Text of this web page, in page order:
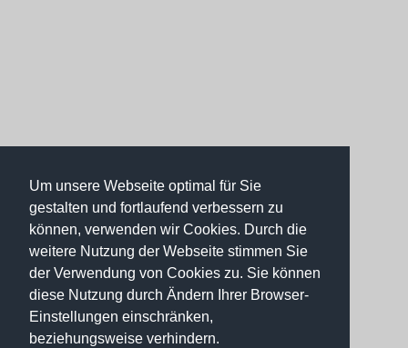
Um unsere Webseite optimal für Sie
gestalten und fortlaufend verbessern zu
können, verwenden wir Cookies. Durch die
weitere Nutzung der Webseite stimmen Sie
der Verwendung von Cookies zu. Sie können
diese Nutzung durch Ändern Ihrer Browser-
Einstellungen einschränken,
beziehungsweise verhindern.